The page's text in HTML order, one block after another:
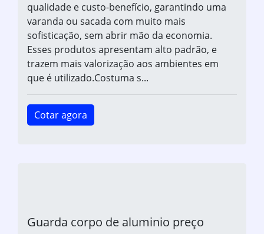
qualidade e custo-benefício, garantindo uma
varanda ou sacada com muito mais
sofisticação, sem abrir mão da economia.
Esses produtos apresentam alto padrão, e
trazem mais valorização aos ambientes em
que é utilizado.Costuma s...
Cotar agora
Guarda corpo de aluminio preço